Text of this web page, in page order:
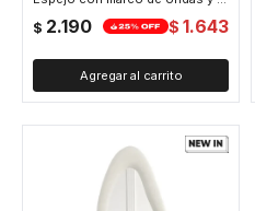
$ 2.190 $ 1.643